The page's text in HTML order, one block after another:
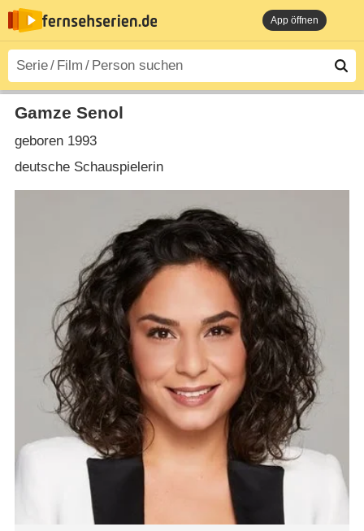
App öffnen
Gamze Senol
geboren 1993
deutsche Schauspielerin